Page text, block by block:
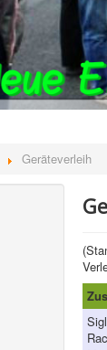
Geräteverleih